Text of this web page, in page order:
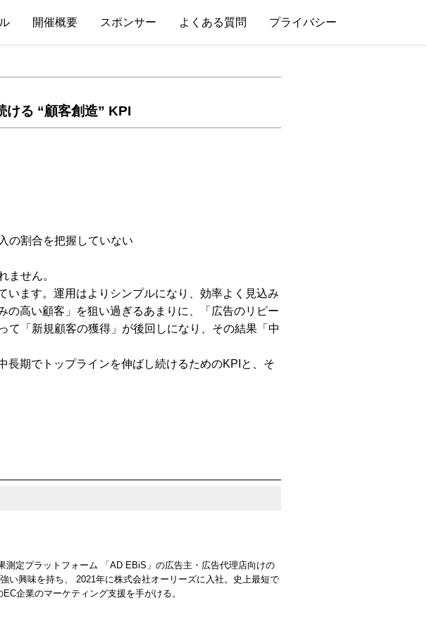
開催概要 スポンサー よくある質問 プライバシー
ける “顧客創造” KPI
の割合を把握していない
ません。
ます。運用はよりシンプルになり、効率よく見込み
高い顧客」を狙い過ぎるあまりに、「広告のリピー
て「新規顧客の獲得」が後回しになり、その結果「中
期でトップラインを伸ばし続けるためのKPIと、そ
定プラットフォーム 「AD EBiS」の広告主・広告代理店向けの
い興味を持ち、 2021年に株式会社オーリーズに入社。史上最短で
企業のマーケティング支援を手がける。